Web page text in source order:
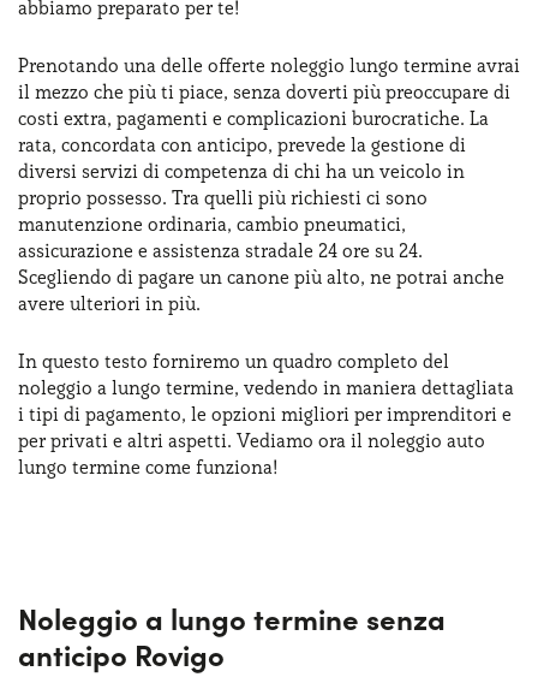
SCEGLI UN PAESE
Serve assistenza? 800595799
abbiamo preparato per te!
Prenotando una delle offerte noleggio lungo termine avrai
il mezzo che più ti piace, senza doverti più preoccupare di
costi extra, pagamenti e complicazioni burocratiche. La
rata, concordata con anticipo, prevede la gestione di
diversi servizi di competenza di chi ha un veicolo in
proprio possesso. Tra quelli più richiesti ci sono
manutenzione ordinaria, cambio pneumatici,
assicurazione e assistenza stradale 24 ore su 24.
Scegliendo di pagare un canone più alto, ne potrai anche
avere ulteriori in più.
In questo testo forniremo un quadro completo del
noleggio a lungo termine, vedendo in maniera dettagliata
i tipi di pagamento, le opzioni migliori per imprenditori e
per privati e altri aspetti. Vediamo ora il noleggio auto
lungo termine come funziona!
Noleggio a lungo termine senza
anticipo Rovigo